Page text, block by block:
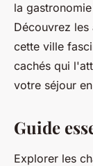
Elise•19 juin
la
Découvrez les
cette ville
cachés qui
votre séjour
Guide
Explorer les